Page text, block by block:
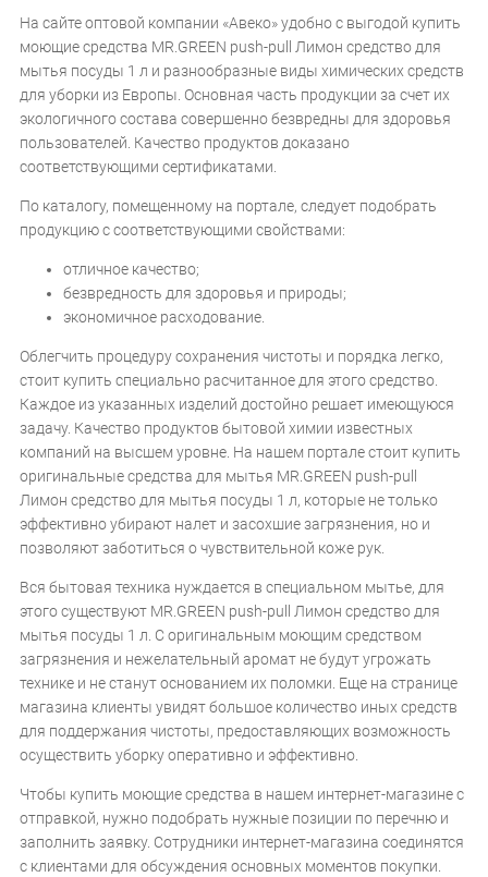
На сайте оптовой компании «Авеко» удобно с выгодой купить
моющие средства MR.GREEN push-pull Лимон средство для
мытья посуды 1 л и разнообразные виды химических средств
для уборки из Европы. Основная часть продукции за счет их
экологичного состава совершенно безвредны для здоровья
пользователей. Качество продуктов доказано
соответствующими сертификатами.
По каталогу, помещенному на портале, следует подобрать
продукцию с соответствующими свойствами:
отличное качество;
безвредность для здоровья и природы;
экономичное расходование.
Облегчить процедуру сохранения чистоты и порядка легко,
стоит купить специально расчитанное для этого средство.
Каждое из указанных изделий достойно решает имеющуюся
задачу. Качество продуктов бытовой химии известных
компаний на высшем уровне. На нашем портале стоит купить
оригинальные средства для мытья MR.GREEN push-pull
Лимон средство для мытья посуды 1 л, которые не только
эффективно убирают налет и засохшие загрязнения, но и
позволяют заботиться о чувствительной коже рук.
Вся бытовая техника нуждается в специальном мытье, для
этого существуют MR.GREEN push-pull Лимон средство для
мытья посуды 1 л. С оригинальным моющим средством
загрязнения и нежелательный аромат не будут угрожать
технике и не станут основанием их поломки. Еще на странице
магазина клиенты увидят большое количество иных средств
для поддержания чистоты, предоставляющих возможность
осуществить уборку оперативно и эффективно.
Чтобы купить моющие средства в нашем интернет-магазине с
отправкой, нужно подобрать нужные позиции по перечню и
заполнить заявку. Сотрудники интернет-магазина соединятся
с клиентами для обсуждения основных моментов покупки.